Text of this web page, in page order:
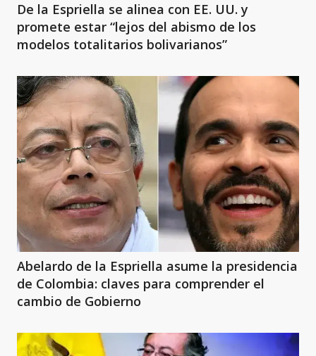
De la Espriella se alinea con EE. UU. y
promete estar “lejos del abismo de los
modelos totalitarios bolivarianos”
Abelardo de la Espriella asume la presidencia
de Colombia: claves para comprender el
cambio de Gobierno